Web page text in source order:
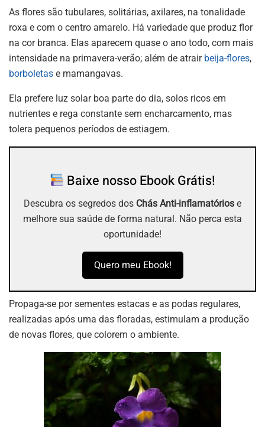
As flores são tubulares, solitárias, axilares, na tonalidade
roxa e com o centro amarelo. Há variedade que produz flor
na cor branca. Elas aparecem quase o ano todo, com mais
intensidade na primavera-verão; além de atrair beija-flores,
borboletas e mamangavas.
Ela prefere luz solar boa parte do dia, solos ricos em
nutrientes e rega constante sem encharcamento, mas
tolera pequenos períodos de estiagem.
Baixe nosso Ebook Grátis!
Descubra os segredos dos Chás Anti-inflamatórios e
melhore sua saúde de forma natural. Não perca esta
oportunidade!
Quero meu Ebook!
Propaga-se por sementes estacas e as podas regulares,
realizadas após uma das floradas, estimulam a produção
de novas flores, que colorem o ambiente.